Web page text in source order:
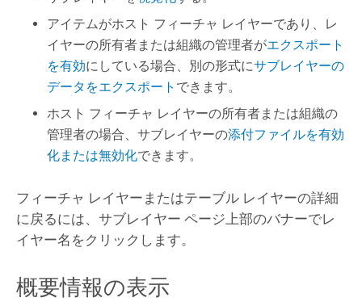
アイテムがホスト フィーチャ レイヤーであり、レ
イヤーの所有者または組織の管理者がエクスポート
を有効にしている場合、別の形式にサブレイヤーの
データをエクスポート できます。
ホスト フィーチャ レイヤーの所有者または組織の
管理者の場合、サブレイヤーの添付ファイルを有効
化または無効化できます。
フィーチャ レイヤーまたはテーブル レイヤーの詳細
に戻るには、サブレイヤー ページ上部のバナーでレ
イヤー名をクリックします。
概要情報の表示